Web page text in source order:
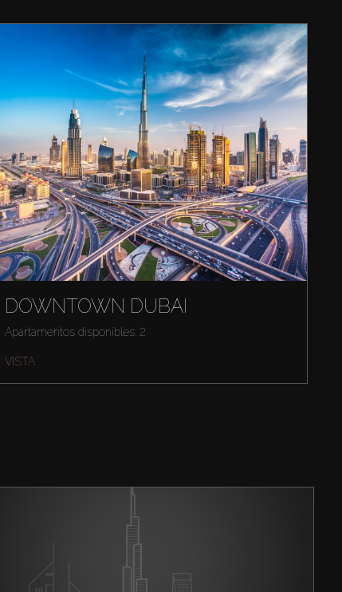
DOWNTOWN DUBAI
Apartamentos disponibles: 2
VISTA